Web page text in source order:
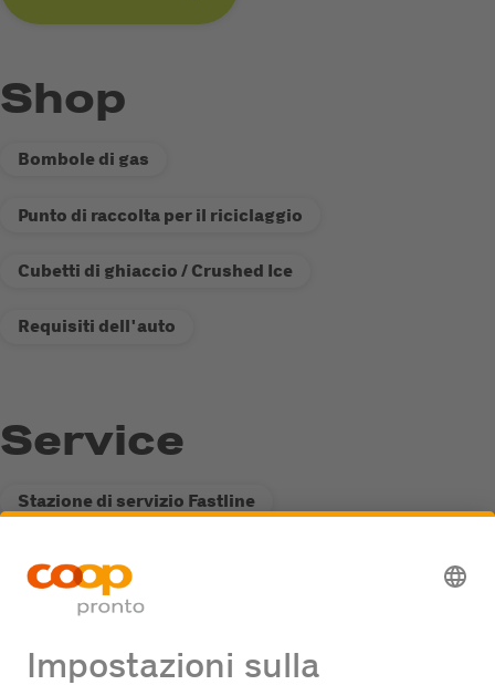
Shop
Bombole di gas
Punto di raccolta per il riciclaggio
Cubetti di ghiaccio / Crushed Ice
Requisiti dell'auto
Service
Stazione di servizio Fastline
Offerte di lavoro